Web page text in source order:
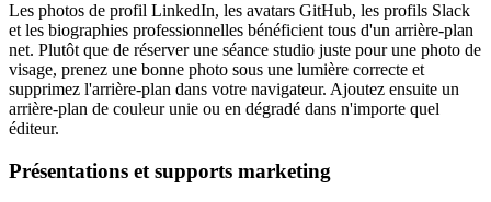
Les photos de profil LinkedIn, les avatars GitHub, les profils Slack
et les biographies professionnelles bénéficient tous d'un arrière-plan
net. Plutôt que de réserver une séance studio juste pour une photo de
visage, prenez une bonne photo sous une lumière correcte et
supprimez l'arrière-plan dans votre navigateur. Ajoutez ensuite un
arrière-plan de couleur unie ou en dégradé dans n'importe quel
éditeur.
Présentations et supports marketing